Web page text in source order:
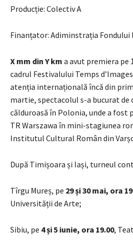
Producție: Colectiv A
Finanțator: Adiminstrația
X mm din Y km a avut premiera pe
cadrul Festivalului Temps
atenția internațională încă din
martie, spectacolul s-a bucurat
călduroasă în Polonia, unde a
TR Warszawa în mini-stagiunea
Institutul Cultural Român din
După Timișoara și Iași, turneul
Tîrgu Mureș, pe 29 și 30 mai, ora
Universității de Arte;
Sibiu, pe 4 și 5 iunie, ora 19.00,